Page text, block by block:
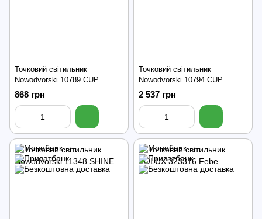
Точковий світильник
Nowodvorski 10789 CUP
868 грн
Точковий світильник
Nowodvorski 10794 CUP
2 537 грн